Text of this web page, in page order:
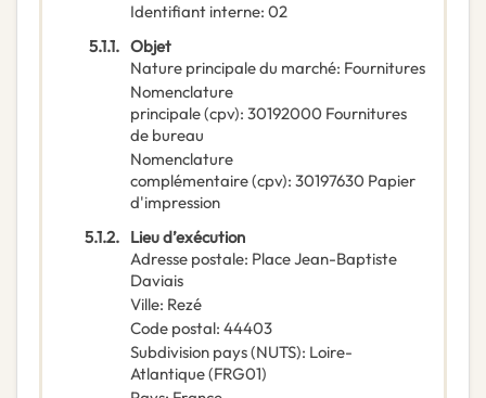
Identifiant interne: 02
5.1.1. Objet
Nature principale du marché: Fournitures
Nomenclature
principale(cpv): 30192000 Fournitures
de bureau
Nomenclature
complémentaire(cpv): 30197630 Papier
d'impression
5.1.2. Lieu d’exécution
Adresse postale: Place Jean-Baptiste
Daviais
Ville: Rezé
Code postal: 44403
Subdivision pays (NUTS): Loire-
Atlantique(FRG01)